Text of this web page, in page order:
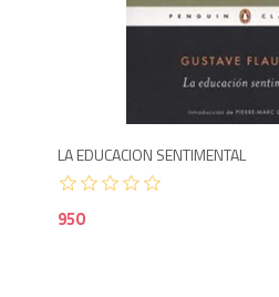
LA EDUCACION SENTIMENTAL
950
Agotado